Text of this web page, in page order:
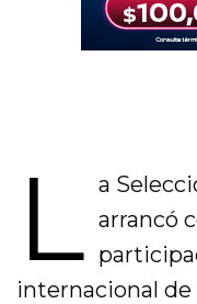
L a
arrancó
internacional de